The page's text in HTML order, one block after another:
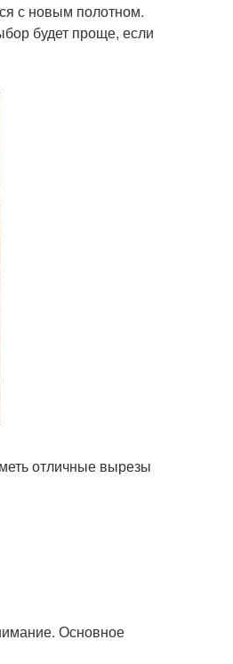
Карниз на натяжной
потолок
с новым полотном.
будет проще, если
отличные вырезы
Основное